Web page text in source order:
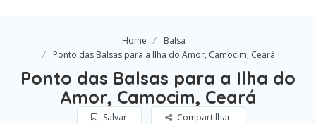
Home
Balsa
Ponto das Balsas para a Ilha do Amor, Camocim, Ceará
Ponto das Balsas para a Ilha do
Amor, Camocim, Ceará
Salvar Compartilhar